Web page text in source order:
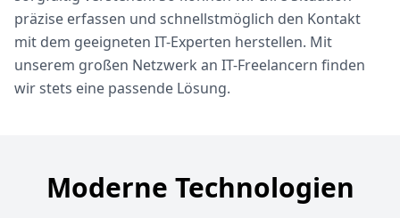
präzise erfassen und schnellstmöglich den Kontakt
mit dem geeigneten IT-Experten herstellen. Mit
unserem großen Netzwerk an IT-Freelancern finden
wir stets eine passende Lösung.
Moderne Technologien